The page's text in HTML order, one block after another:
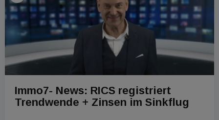
Immo7- News: RICS registriert
Trendwende + Zinsen im Sinkflug